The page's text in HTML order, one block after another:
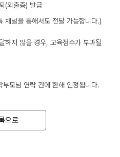
(외출증) 발급
채널을 통해서도 전달 가능합니다.)
하지 않을 경우, 교육점수가 부과될
모님 연락 건에 한해 인정됩니다.
으로